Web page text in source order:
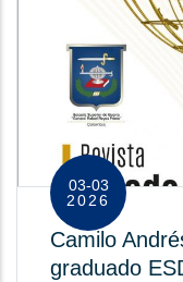
03-03
2026
Camilo
graduado